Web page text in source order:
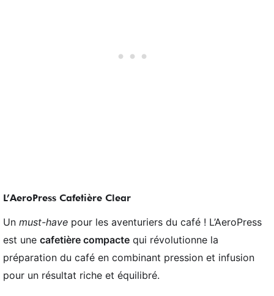
L’AeroPress Cafetière Clear
Un must-have pour les aventuriers du café ! L’AeroPress
est une cafetière compacte qui révolutionne la
préparation du café en combinant pression et infusion
pour un résultat riche et équilibré.